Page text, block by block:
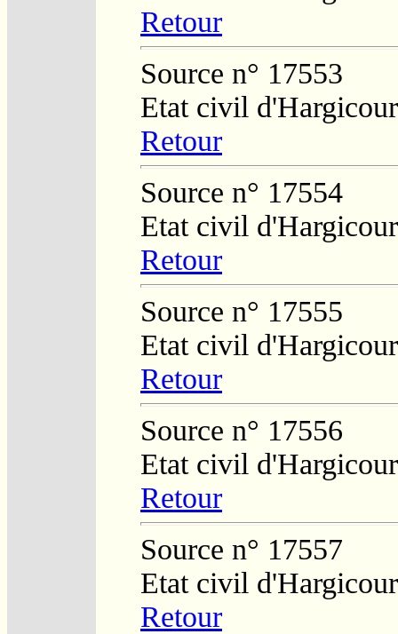
Retour
Source n° 17553
Etat civil
Retour
Source n° 17554
Etat civil
Retour
Source n° 17555
Etat civil
Retour
Source n° 17556
Etat civil
Retour
Source n° 17557
Etat civil
Retour